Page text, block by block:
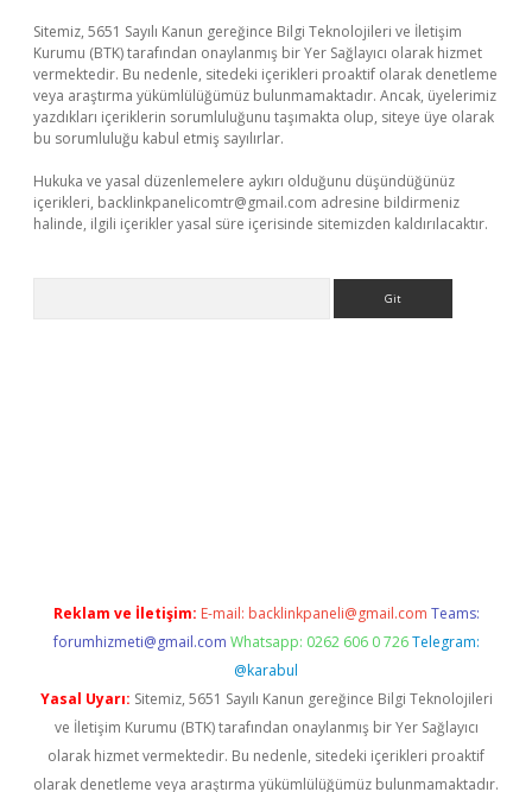
Sitemiz, 5651 Sayılı Kanun gereğince Bilgi Teknolojileri ve İletişim
Kurumu (BTK) tarafından onaylanmış bir Yer Sağlayıcı olarak hizmet
vermektedir. Bu nedenle, sitedeki içerikleri proaktif olarak denetleme
veya araştırma yükümlülüğümüz bulunmamaktadır. Ancak, üyelerimiz
yazdıkları içeriklerin sorumluluğunu taşımakta olup, siteye üye olarak
bu sorumluluğu kabul etmiş sayılırlar.
Hukuka ve yasal düzenlemelere aykırı olduğunu düşündüğünüz
içerikleri, backlinkpanelicomtr@gmail.com adresine bildirmeniz
halinde, ilgili içerikler yasal süre içerisinde sitemizden kaldırılacaktır.
Reklam ve İletişim: E-mail: backlinkpaneli@gmail.com Teams:
forumhizmeti@gmail.com Whatsapp: 0262 606 0 726 Telegram:
@karabul
Yasal Uyarı: Sitemiz, 5651 Sayılı Kanun gereğince Bilgi Teknolojileri
ve İletişim Kurumu (BTK) tarafından onaylanmış bir Yer Sağlayıcı
olarak hizmet vermektedir. Bu nedenle, sitedeki içerikleri proaktif
olarak denetleme veya araştırma yükümlülüğümüz bulunmamaktadır.